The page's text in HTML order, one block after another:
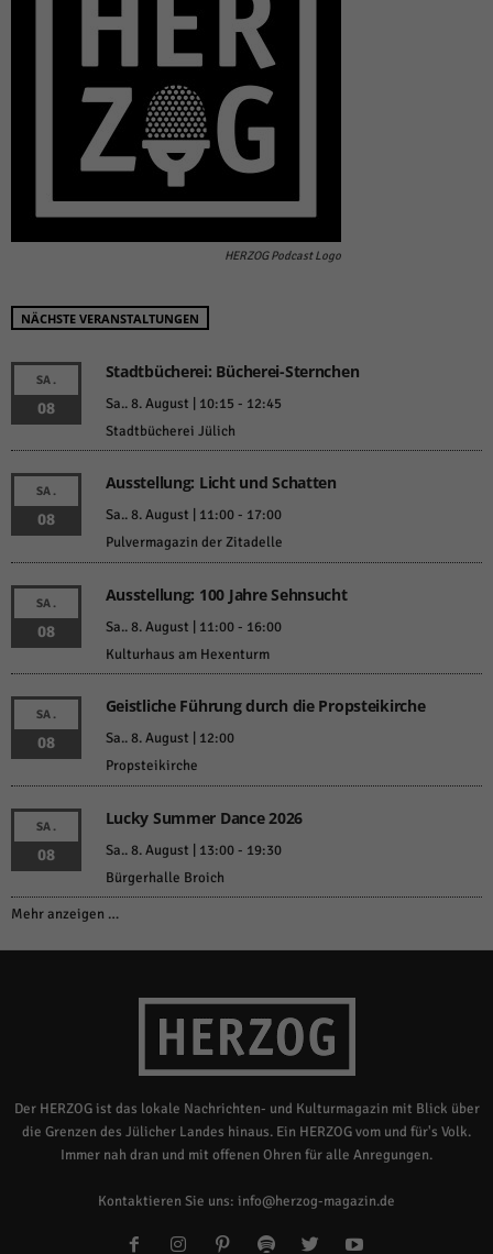
HERZOG Podcast Logo
NÄCHSTE VERANSTALTUNGEN
SA.
08
Stadtbücherei: Bücherei-Sternchen
Sa.. 8. August | 10:15 - 12:45
Stadtbücherei Jülich
SA.
08
Ausstellung: Licht und Schatten
Sa.. 8. August | 11:00- 17:00
Pulvermagazin der Zitadelle
SA.
08
Ausstellung: 100 Jahre Sehnsucht
Sa.. 8. August | 11:00- 16:00
Kulturhaus am Hexenturm
SA.
08
Geistliche Führung durch die Propsteikirche
Sa.. 8. August | 12:00
Propsteikirche
SA.
08
Lucky Summer Dance 2026
Sa.. 8. August | 13:00- 19:30
Bürgerhalle Broich
Mehr anzeigen …
Der HERZOG ist das lokale Nachrichten- und Kulturmagazin mit Blick über
die Grenzen des Jülicher Landes hinaus. Ein HERZOG vom und für's Volk.
Immer nah dran und mit offenen Ohren für alle Anregungen.
Kontaktieren Sie uns: info@herzog-magazin.de